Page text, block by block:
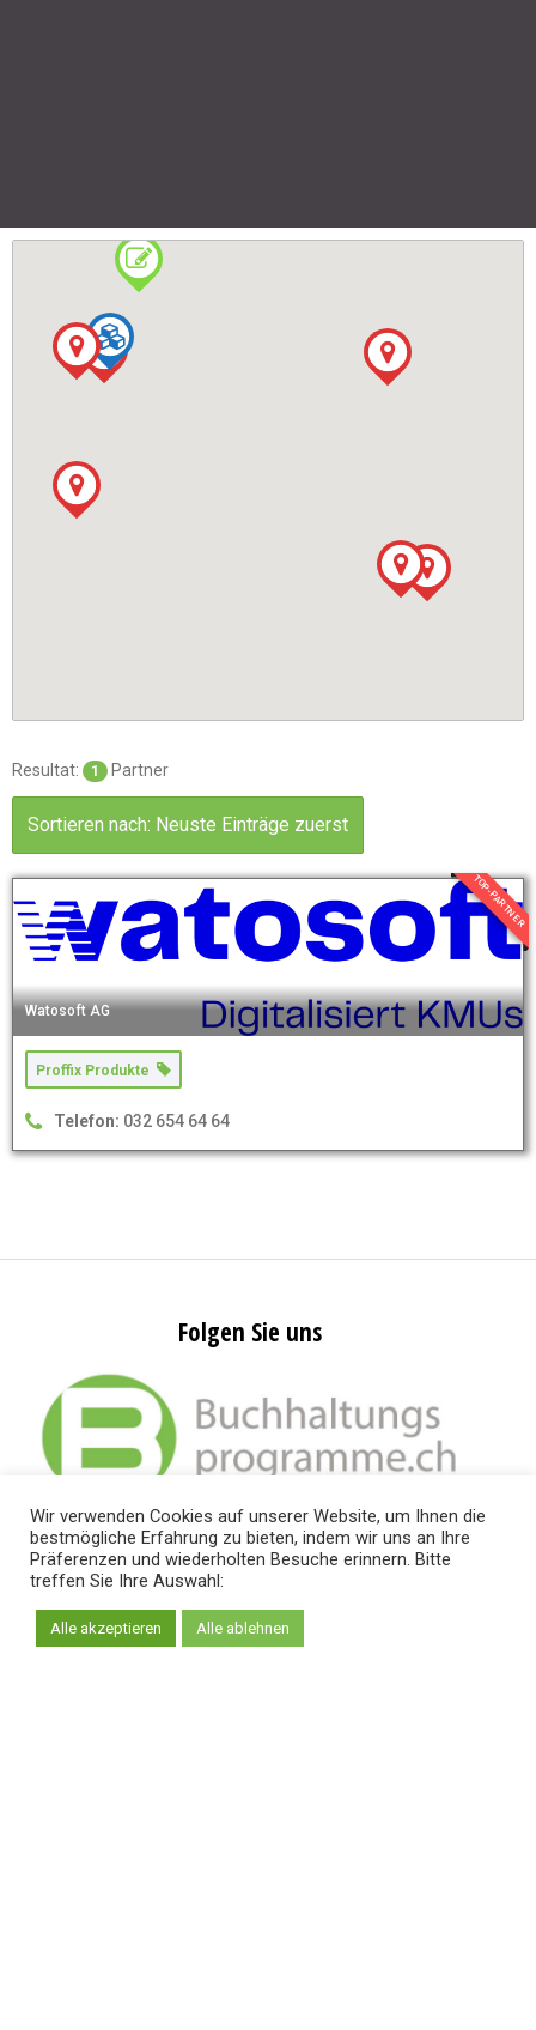
Resultat: 1 Partner
Sortieren nach: Neuste Einträge zuerst
Watosoft AG
TOP-PARTNER
Proffix Produkte
Telefon: 032 654 64 64
Folgen Sie uns
Wir verwenden Cookies auf unserer Website, um Ihnen die
bestmögliche Erfahrung zu bieten, indem wir uns an Ihre
Präferenzen und wiederholten Besuche erinnern. Bitte
treffen Sie Ihre Auswahl:
Alle akzeptieren Alle ablehnen